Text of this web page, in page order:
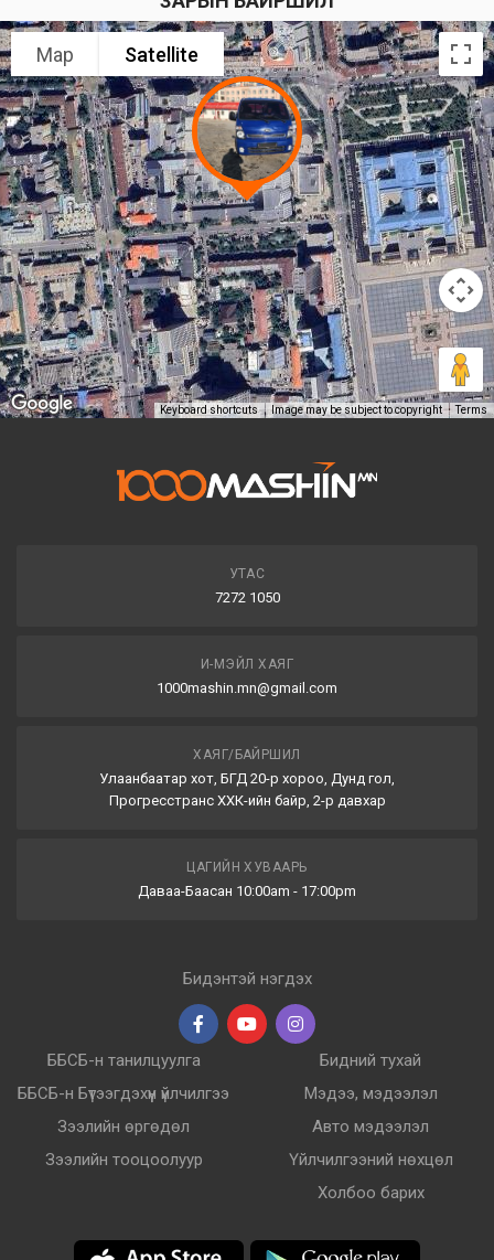
Map Satellite
Keyboard shortcuts Image may be subject to copyright Terms
УТАС
7272 1050
И-МЭЙЛ ХАЯГ
1000mashin.mn@gmail.com
ХАЯГ/БАЙРШИЛ
Улаанбаатар хот, БГД 20-р хороо, Дунд гол,
Прогресстранс ХХК-ийн байр, 2-р давхар
ЦАГИЙН ХУВААРЬ
Даваа-Баасан 10:00am - 17:00pm
Бидэнтэй нэгдэх
ББСБ-н танилцуулга
ББСБ-н Бүтээгдэхүүн үйлчилгээ
Зээлийн өргөдөл
Зээлийн тооцоолуур
Бидний тухай
Мэдээ, мэдээлэл
Авто мэдээлэл
Үйлчилгээний нөхцөл
Холбоо барих